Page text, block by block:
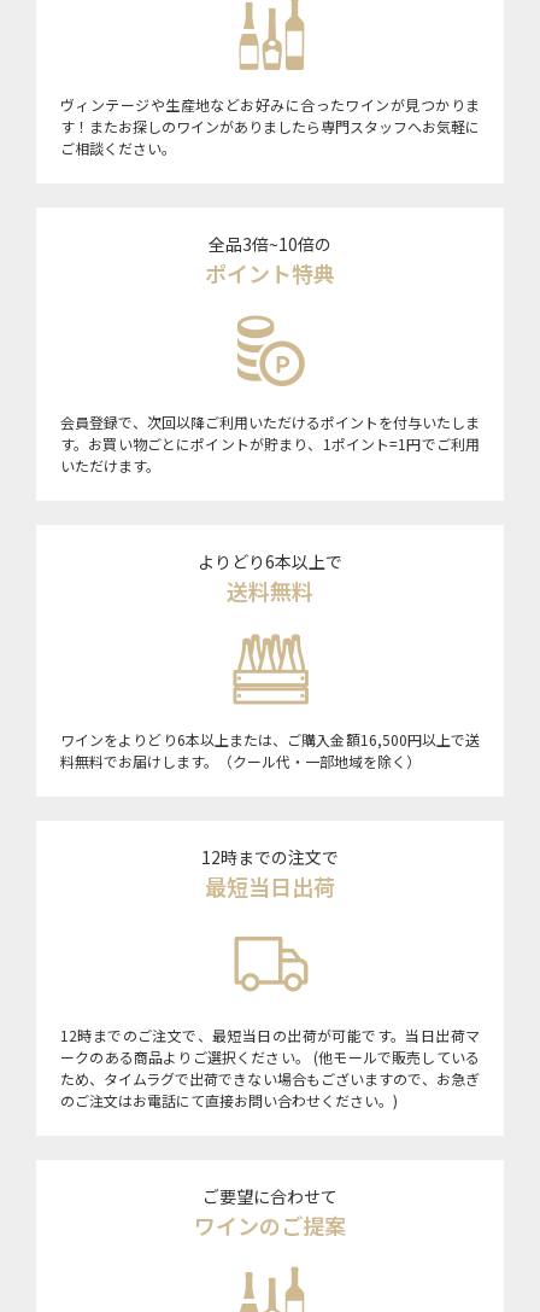
ヴィンテージや生産地などお好みに合ったワインが見つかりま
す！またお探しのワインがありましたら専門スタッフへお気軽に
ご相談ください。
全品3倍~10倍の
ポイント特典
会員登録で、次回以降ご利用いただけるポイントを付与いたしま
す。お買い物ごとにポイントが貯まり、1ポイント=1円でご利用
いただけます。
よりどり6本以上で
送料無料
ワインをよりどり6本以上または、ご購入金額16,500円以上で送
料無料でお届けします。（クール代・一部地域を除く）
12時までの注文で
最短当日出荷
12時までのご注文で、最短当日の出荷が可能です。当日出荷マ
ークのある商品よりご選択ください。 (他モールで販売している
ため、タイムラグで出荷できない場合もございますので、お急ぎ
のご注文はお電話にて直接お問い合わせください。)
ご要望に合わせて
ワインのご提案